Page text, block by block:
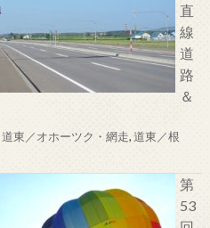
直
線
道
路
＆
道東／オホーツク・網走,道東／根
第
53